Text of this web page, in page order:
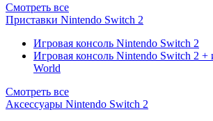
Смотреть все
Приставки Nintendo Switch 2
Игровая консоль Nintendo Switch 2
Игровая консоль Nintendo Switch 2 +
World
Смотреть все
Аксессуары Nintendo Switch 2